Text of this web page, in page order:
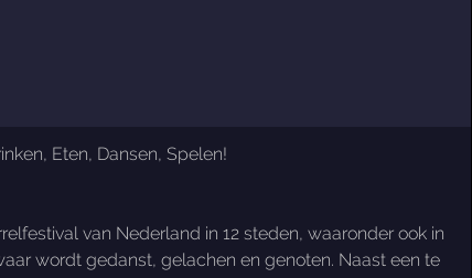
Eten, Dansen, Spelen!
van Nederland in 12 steden, waaronder ook in
wordt gedanst, gelachen en genoten. Naast een te